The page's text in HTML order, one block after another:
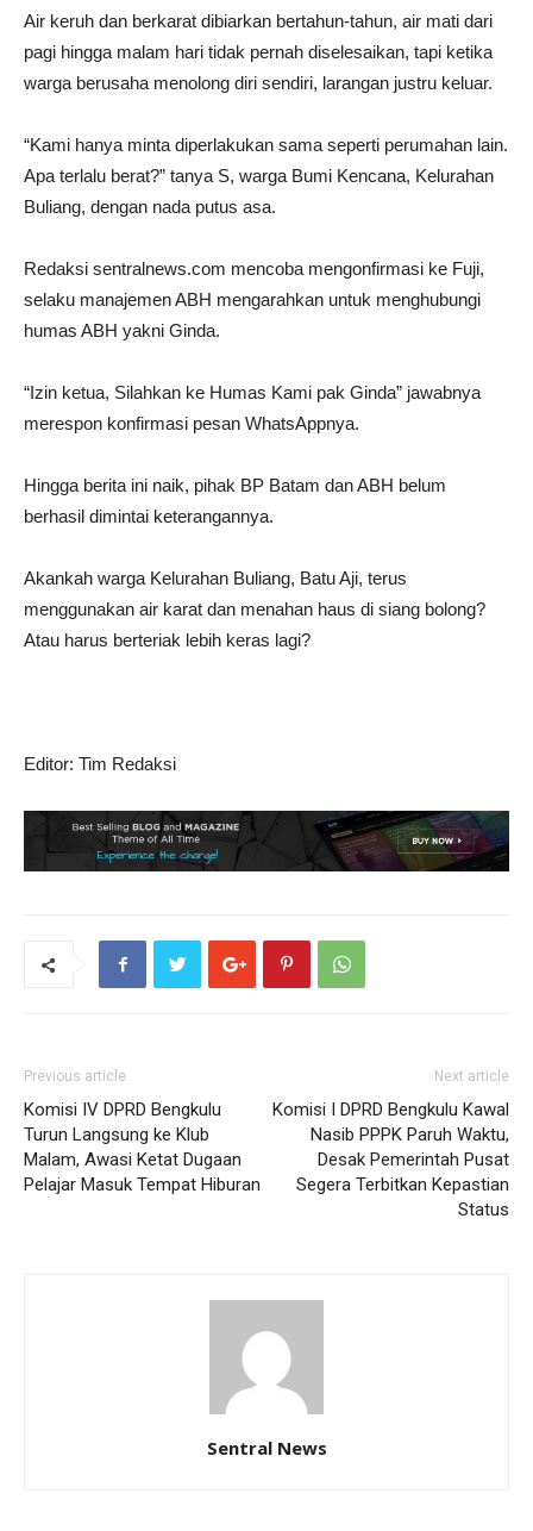
Air keruh dan berkarat dibiarkan bertahun-tahun, air mati dari
pagi hingga malam hari tidak pernah diselesaikan, tapi ketika
warga berusaha menolong diri sendiri, larangan justru keluar.
“Kami hanya minta diperlakukan sama seperti perumahan lain.
Apa terlalu berat?” tanya S, warga Bumi Kencana, Kelurahan
Buliang, dengan nada putus asa.
Redaksi sentralnews.com mencoba mengonfirmasi ke Fuji,
selaku manajemen ABH mengarahkan untuk menghubungi
humas ABH yakni Ginda.
“Izin ketua, Silahkan ke Humas Kami pak Ginda” jawabnya
merespon konfirmasi pesan WhatsAppnya.
Hingga berita ini naik, pihak BP Batam dan ABH belum
berhasil dimintai keterangannya.
Akankah warga Kelurahan Buliang, Batu Aji, terus
menggunakan air karat dan menahan haus di siang bolong?
Atau harus berteriak lebih keras lagi?
Editor: Tim Redaksi
Previous article
Komisi IV DPRD Bengkulu
Turun Langsung ke Klub
Malam, Awasi Ketat Dugaan
Pelajar Masuk Tempat Hiburan
Next article
Komisi I DPRD Bengkulu Kawal
Nasib PPPK Paruh Waktu,
Desak Pemerintah Pusat
Segera Terbitkan Kepastian
Status
Sentral News